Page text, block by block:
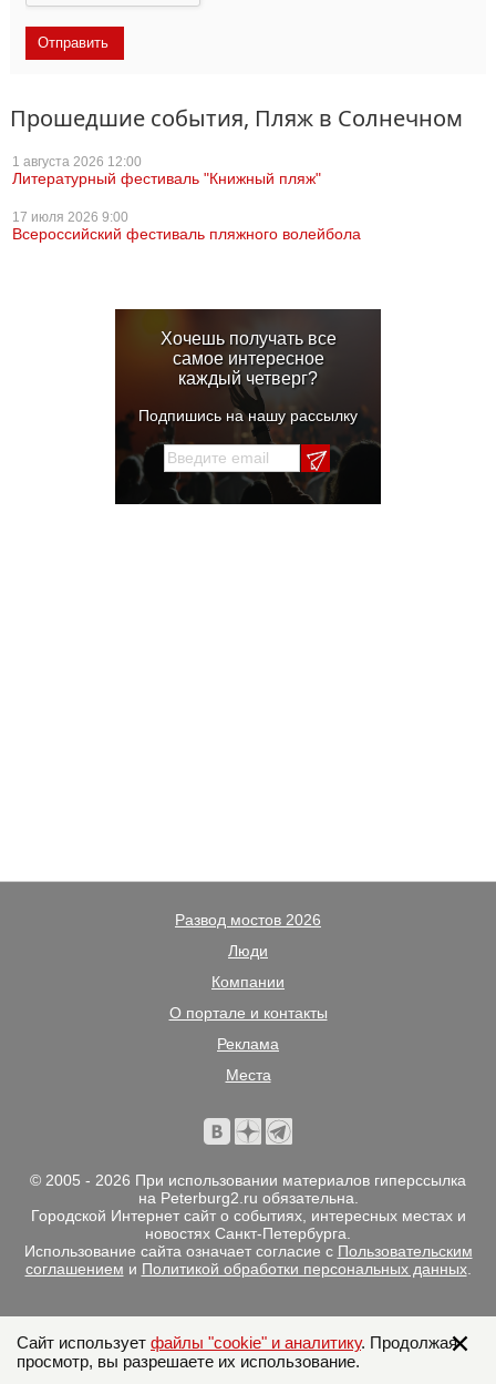
Прошедшие события, Пляж в Солнечном
1 августа 2026 12:00
Литературный фестиваль "Книжный пляж"
17 июля 2026 9:00
Всероссийский фестиваль пляжного волейбола
Хочешь получать все
самое интересное
каждый четверг?
Подпишись на нашу рассылку
Развод мостов 2026
Люди
Компании
О портале и контакты
Реклама
Места
© 2005 - 2026 При использовании материалов гиперссылка
на Peterburg2.ru обязательна.
Городской Интернет сайт о событиях, интересных местах и
новостях Санкт-Петербурга.
Использование сайта означает согласие с Пользовательским
соглашением и Политикой обработки персональных данных.
Сайт использует файлы "cookie" и аналитику. Продолжая
просмотр, вы разрешаете их использование.